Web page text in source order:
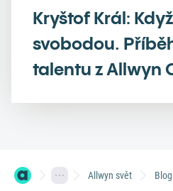
Kryštof Král:
svobodou.
talentu z Allwyn
Allwyn svět Blog